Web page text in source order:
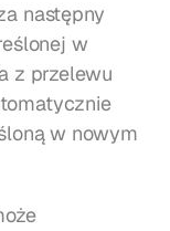
następny
w
z przelewu
w nowym